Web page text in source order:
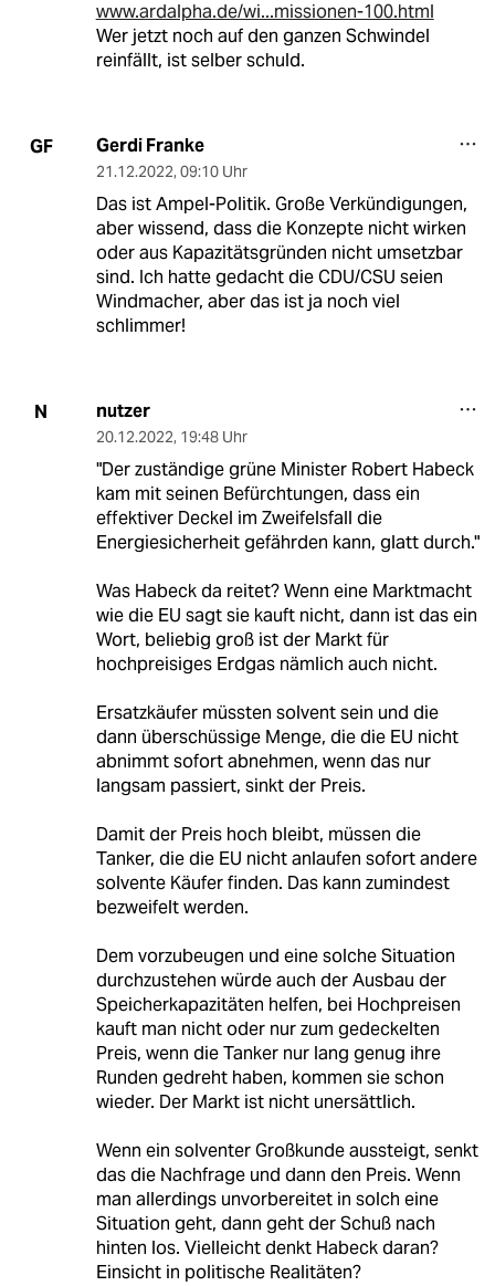
www.ardalpha.de/wi...missionen-100.html
Wer jetzt noch auf den ganzen Schwindel
reinfällt, ist selber schuld.
GF Gerdi Franke
21.12.2022, 09:10 Uhr
Das ist Ampel-Politik. Große Verkündigungen,
aber wissend, dass die Konzepte nicht wirken
oder aus Kapazitätsgründen nicht umsetzbar
sind. Ich hatte gedacht die CDU/CSU seien
Windmacher, aber das ist ja noch viel
schlimmer!
N nutzer
20.12.2022, 19:48 Uhr
"Der zuständige grüne Minister Robert Habeck
kam mit seinen Befürchtungen, dass ein
effektiver Deckel im Zweifelsfall die
Energiesicherheit gefährden kann, glatt durch."
Was Habeck da reitet? Wenn eine Marktmacht
wie die EU sagt sie kauft nicht, dann ist das ein
Wort, beliebig groß ist der Markt für
hochpreisiges Erdgas nämlich auch nicht.
Ersatzkäufer müssten solvent sein und die
dann überschüssige Menge, die die EU nicht
abnimmt sofort abnehmen, wenn das nur
langsam passiert, sinkt der Preis.
Damit der Preis hoch bleibt, müssen die
Tanker, die die EU nicht anlaufen sofort andere
solvente Käufer finden. Das kann zumindest
bezweifelt werden.
Dem vorzubeugen und eine solche Situation
durchzustehen würde auch der Ausbau der
Speicherkapazitäten helfen, bei Hochpreisen
kauft man nicht oder nur zum gedeckelten
Preis, wenn die Tanker nur lang genug ihre
Runden gedreht haben, kommen sie schon
wieder. Der Markt ist nicht unersättlich.
Wenn ein solventer Großkunde aussteigt, senkt
das die Nachfrage und dann den Preis. Wenn
man allerdings unvorbereitet in solch eine
Situation geht, dann geht der Schuß nach
hinten los. Vielleicht denkt Habeck daran?
Einsicht in politische Realitäten?